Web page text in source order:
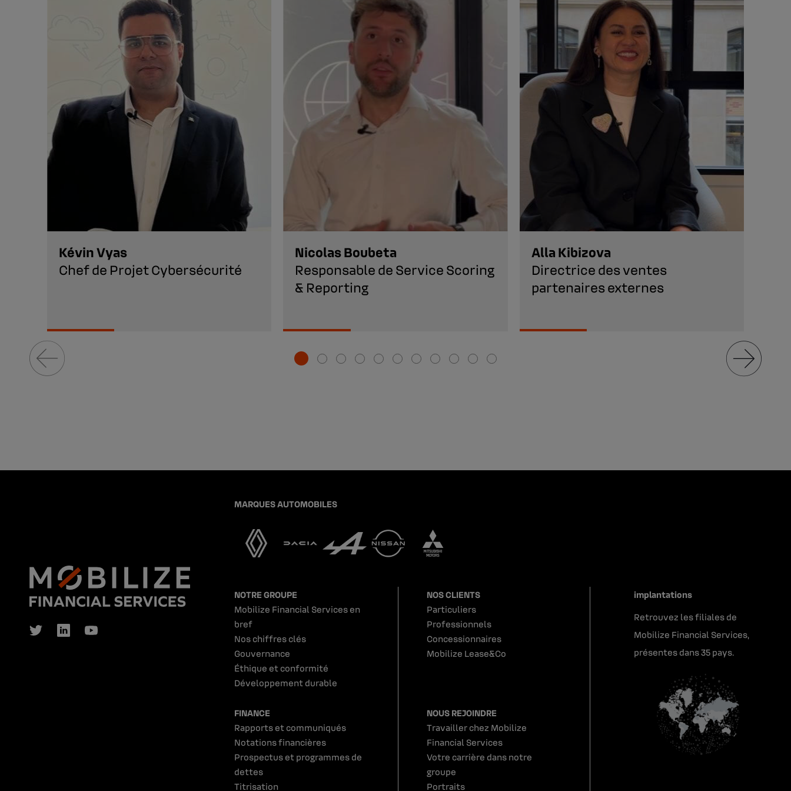
Kévin Vyas
Chef de Projet Cybersécurité
Nicolas Boubeta
Responsable de Service Scoring
& Reporting
Alla Kibizova
Directrice des ventes
partenaires externes
MARQUES AUTOMOBILES
NOTRE GROUPE
Mobilize Financial Services en
bref
Nos chiffres clés
Gouvernance
Éthique et conformité
Développement durable
NOS CLIENTS
Particuliers
Professionnels
Concessionnaires
Mobilize Lease&Co
FINANCE
Rapports et communiqués
Notations financières
Prospectus et programmes de
dettes
Titrisation
NOUS REJOINDRE
Travailler chez Mobilize
Financial Services
Votre carrière dans notre
groupe
Portraits
implantations
Retrouvez les filiales de
Mobilize Financial Services,
présentes dans 35 pays.